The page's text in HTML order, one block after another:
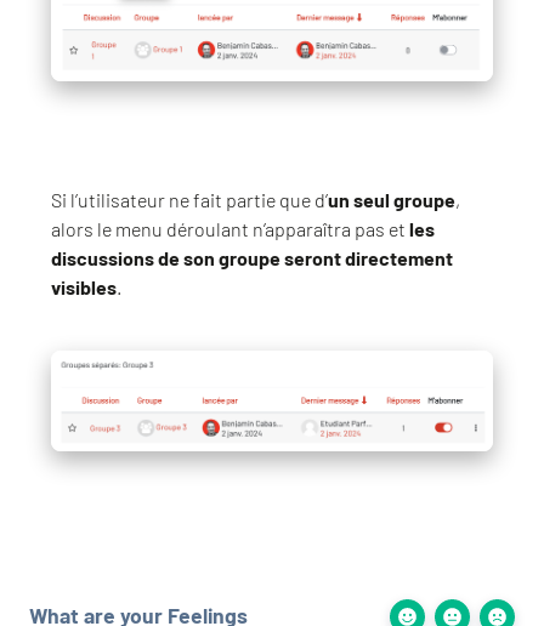
Si l’utilisateur ne fait partie que d’un seul groupe,
alors le menu déroulant n’apparaîtra pas et les
discussions de son groupe seront directement
visibles.
What are your Feelings